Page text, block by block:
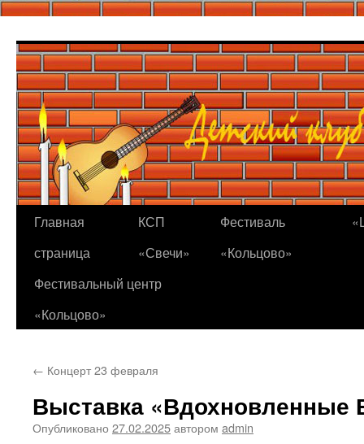
содержимому
Главная
страница
КСП
«Свечи»
Фестиваль
«Кольцово»
Фестивальный центр
«Кольцово»
← Концерт 23 февраля
Выставка «Вдохновленные
Опубликовано 27.02.2025автором admin